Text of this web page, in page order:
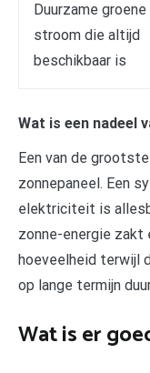
Duurzame groene
stroom die altijd
beschikbaar is
Wat is een nadeel
Een van de
zonnepaneel. Een
elektriciteit is
zonne-energie zakt
hoeveelheid terwijl
op lange termijn
Wat is er